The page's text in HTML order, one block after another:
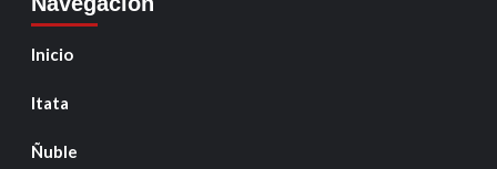
Inicio
Itata
Ñuble